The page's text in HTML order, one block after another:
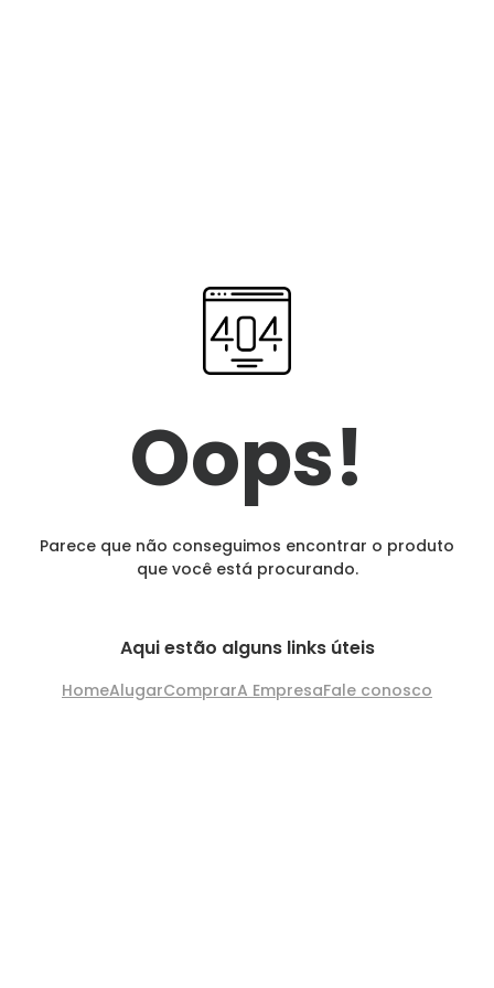
Oops!
Parece que não conseguimos encontrar o produto
que você está procurando.
Aqui estão alguns links úteis
HomeAlugarComprarA EmpresaFale conosco